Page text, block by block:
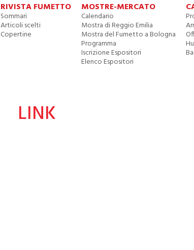
RIVISTA FUMETTO
Sommari
Articoli scelti
Copertine
MOSTRE-MERCATO
Calendario
Mostra di Reggio Emilia
Mostra del Fumetto a Bologna
Programma
Iscrizione Espositori
Elenco Espositori
LINK